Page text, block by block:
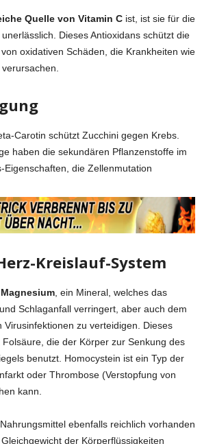
Quelle von Vitamin C ist, ist sie für die
Dieses Antioxidans schützt die
oxidativen Schäden, die Krankheiten wie
Carotin schützt Zucchini gegen Krebs.
haben die sekundären Pflanzenstoffe im
Eigenschaften, die Zellenmutation
Kreislauf-System
, ein Mineral, welches das
Schlaganfall verringert, aber auch dem
Virusinfektionen zu verteidigen. Dieses
die der Körper zur Senkung des
benutzt. Homocystein ist ein Typ der
oder Thrombose (Verstopfung von
kann.
ebenfalls reichlich vorhanden
der Körperflüssigkeiten